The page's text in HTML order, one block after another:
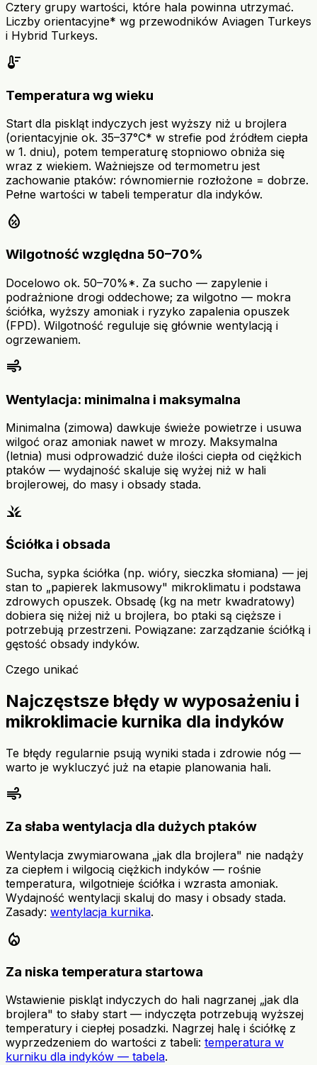
Cztery grupy wartości, które hala powinna utrzymać.
Liczby orientacyjne* wg przewodników Aviagen Turkeys
i Hybrid Turkeys.
thermostat
Temperatura wg wieku
Start dla piskląt indyczych jest wyższy niż u brojlera
(orientacyjnie ok. 35–37°C* w strefie pod źródłem ciepła
w 1. dniu), potem temperaturę stopniowo obniża się
wraz z wiekiem. Ważniejsze od termometru jest
zachowanie ptaków: równomiernie rozłożone = dobrze.
Pełne wartości w tabeli temperatur dla indyków.
humidity_percentage
Wilgotność względna 50–70%
Docelowo ok. 50–70%*. Za sucho — zapylenie i
podrażnione drogi oddechowe; za wilgotno — mokra
ściółka, wyższy amoniak i ryzyko zapalenia opuszek
(FPD). Wilgotność reguluje się głównie wentylacją i
ogrzewaniem.
air
Wentylacja: minimalna i maksymalna
Minimalna (zimowa) dawkuje świeże powietrze i usuwa
wilgoć oraz amoniak nawet w mrozy. Maksymalna
(letnia) musi odprowadzić duże ilości ciepła od ciężkich
ptaków — wydajność skaluje się wyżej niż w hali
brojlerowej, do masy i obsady stada.
grass
Ściółka i obsada
Sucha, sypka ściółka (np. wióry, sieczka słomiana) — jej
stan to „papierek lakmusowy" mikroklimatu i podstawa
zdrowych opuszek. Obsadę (kg na metr kwadratowy)
dobiera się niżej niż u brojlera, bo ptaki są cięższe i
potrzebują przestrzeni. Powiązane: zarządzanie ściółką i
gęstość obsady indyków.
Czego unikać
Najczęstsze błędy w wyposażeniu i
mikroklimacie kurnika dla indyków
Te błędy regularnie psują wyniki stada i zdrowie nóg —
warto je wykluczyć już na etapie planowania hali.
air
Za słaba wentylacja dla dużych ptaków
Wentylacja zwymiarowana „jak dla brojlera" nie nadąży
za ciepłem i wilgocią ciężkich indyków — rośnie
temperatura, wilgotnieje ściółka i wzrasta amoniak.
Wydajność wentylacji skaluj do masy i obsady stada.
Zasady: wentylacja kurnika.
local_fire_department
Za niska temperatura startowa
Wstawienie piskląt indyczych do hali nagrzanej „jak dla
brojlera" to słaby start — indyczęta potrzebują wyższej
temperatury i ciepłej posadzki. Nagrzej halę i ściółkę z
wyprzedzeniem do wartości z tabeli: temperatura w
kurniku dla indyków — tabela.